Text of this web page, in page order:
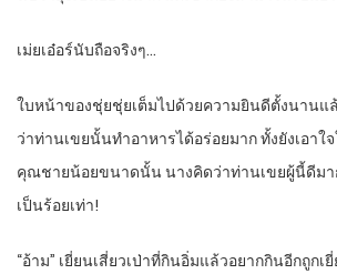
เม่ยเอ๋อร์นับถือจริงๆ…
ใบหน้าของชุ่ยชุ่ยเต็มไปด้วยความยินดีตั้งนานแ
ว่าท่านเขยนั้นทำอาหารได้อร่อยมาก ทั้งยังเอา
คุณชายน้อยขนาดนั้น นางคิดว่าท่านเขยผู้นี้ดีมา
เป็นร้อยเท่า!
“อ้าม” เยี่ยนเสี่ยวเป่าที่กินอิ่มแล้วอยากกินอีกถูก